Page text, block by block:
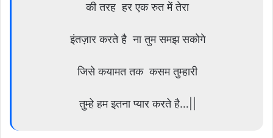
की तरह हर एक रुत में तेरा
इंतज़ार करते है ना तुम समझ सकोगे
जिसे कयामत तक कसम तुम्हारी
तुम्हे हम इतना प्यार करते है…||